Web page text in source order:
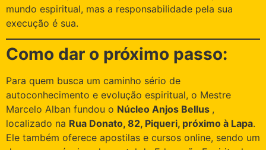
mundo espiritual, mas a responsabilidade pela sua
execução é sua.
Como dar o próximo passo:
Para quem busca um caminho sério de
autoconhecimento e evolução espiritual, o Mestre
Marcelo Alban fundou o Núcleo Anjos Bellus ,
localizado na Rua Donato, 82, Piqueri, próximo à Lapa.
Ele também oferece apostilas e cursos online, sendo um